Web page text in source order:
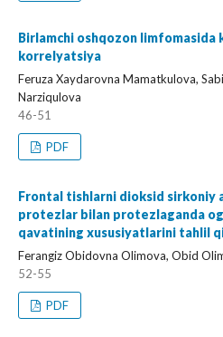
Birlamchi oshqozon
korrelyatsiya
Feruza Xaydarovna Mamatkulova,
Narziqulova
46-51
PDF
Frontal tishlarni dioksid sirkoniy
protezlar bilan protezlaganda
qavatining xususiyatlarini tahlil
Ferangiz Obidovna Olimova, Obid
52-55
PDF